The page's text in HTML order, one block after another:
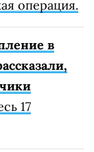
операция.
в
17